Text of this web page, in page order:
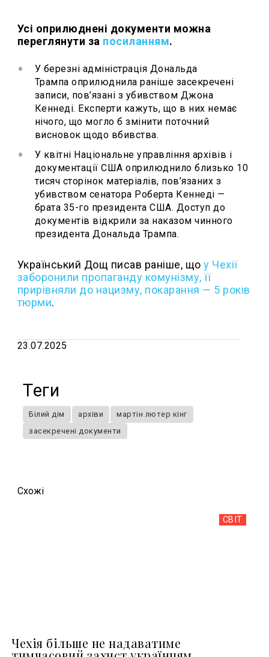
Усі оприлюднені документи можна
переглянути за посиланням.
У березні адміністрація Дональда
Трампа оприлюднила раніше засекречені
записи, пов’язані з убивством Джона
Кеннеді. Експерти кажуть, що в них немає
нічого, що могло б змінити поточний
висновок щодо вбивства.
У квітні Національне управління архівів і
документації США оприлюднило близько 10
тисяч сторінок матеріалів, пов’язаних з
убивством сенатора Роберта Кеннеді —
брата 35-го президента США. Доступ до
документів відкрили за наказом чинного
президента Дональда Трампа.
Український Дощ писав раніше, що у Чехії
заборонили пропаганду комунізму, її
прирівняли до нацизму, покарання — 5 років
тюрми.
23.07.2025
Теги
Білий дім архіви
мартін лютер кінг
засекречені документи
Схожi
СВІТ
Чехія більше не надаватиме